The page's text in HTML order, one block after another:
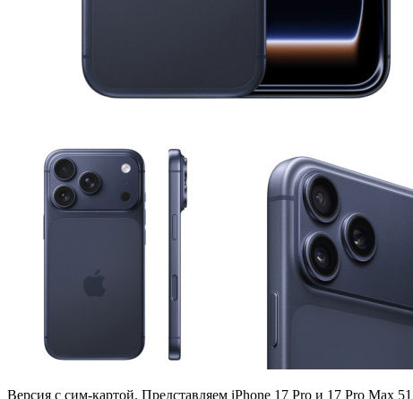
Версия с сим-картой. Представляем iPhone 17 Pro и 17 Pro Max